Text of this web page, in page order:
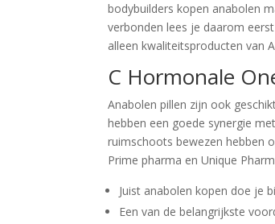
bodybuilders kopen anabolen
verbonden lees je daarom
alleen kwaliteitsproducten van
C Hormonale
Anabolen pillen zijn ook
hebben een goede synergie
ruimschoots bewezen hebben
Prime pharma en Unique
Juist anabolen kopen doe je
Een van de belangrijkste